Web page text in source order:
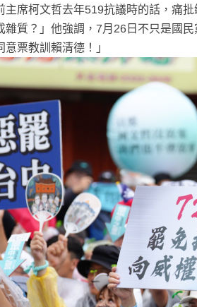
主席柯文哲去年519抗議時的話，痛
雜質？」他強調，7月26日不只是國
意票教訓賴清德！」